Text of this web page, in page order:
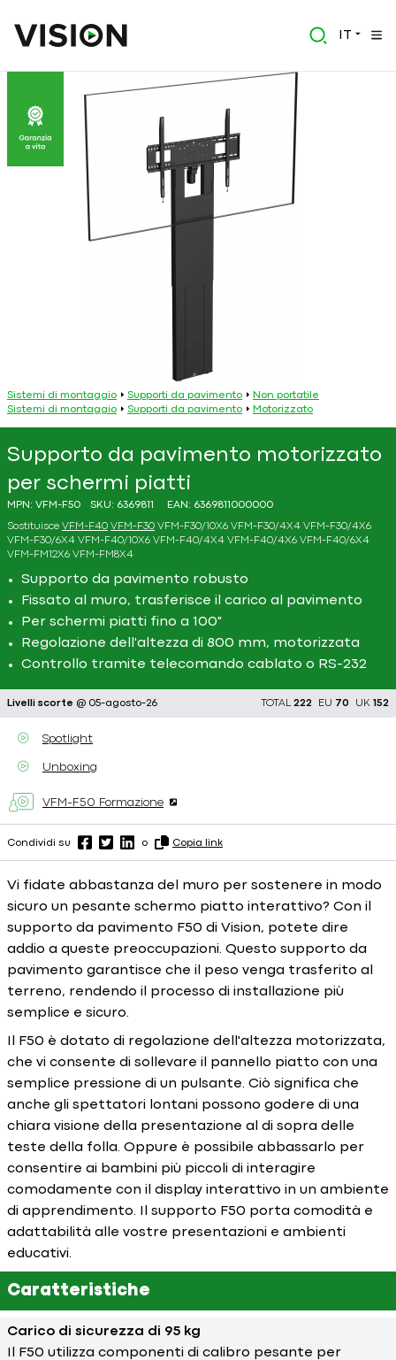
IT
Sistemi di montaggio Supporti da pavimento
Non portatile
Sistemi di montaggio
Supporti da pavimento Motorizzato
Supporto da pavimento motorizzato
per schermi piatti
MPN: VFM-F50 SKU: 6369811 EAN: 6369811000000
Sostituisce VFM-F40 VFM-F30 VFM-F30/10X6 VFM-F30/4X4 VFM-F30/4X6
VFM-F30/6X4 VFM-F40/10X6 VFM-F40/4X4 VFM-F40/4X6 VFM-F40/6X4
VFM-FM12X6 VFM-FM8X4
Supporto da pavimento robusto
Fissato al muro, trasferisce il carico al pavimento
Per schermi piatti fino a 100"
Regolazione dell'altezza di 800 mm, motorizzata
Controllo tramite telecomando cablato o RS-232
Livelli scorte @ 05-agosto-26 TOTAL 222 EU 70 UK 152
Spotlight
Unboxing
VFM-F50 Formazione
Condividi su o Copia link
Vi fidate abbastanza del muro per sostenere in modo
sicuro un pesante schermo piatto interattivo? Con il
supporto da pavimento F50 di Vision, potete dire
addio a queste preoccupazioni. Questo supporto da
pavimento garantisce che il peso venga trasferito al
terreno, rendendo il processo di installazione più
semplice e sicuro.
Il F50 è dotato di regolazione dell'altezza motorizzata,
che vi consente di sollevare il pannello piatto con una
semplice pressione di un pulsante. Ciò significa che
anche gli spettatori lontani possono godere di una
chiara visione della presentazione al di sopra delle
teste della folla. Oppure è possibile abbassarlo per
consentire ai bambini più piccoli di interagire
comodamente con il display interattivo in un ambiente
di apprendimento. Il supporto F50 porta comodità e
adattabilità alle vostre presentazioni e ambienti
educativi.
Caratteristiche
Carico di sicurezza di 95 kg
Il F50 utilizza componenti di calibro pesante per